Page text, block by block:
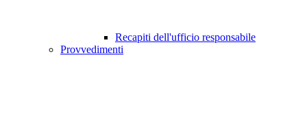
Recapiti dell'ufficio responsabile
Provvedimenti